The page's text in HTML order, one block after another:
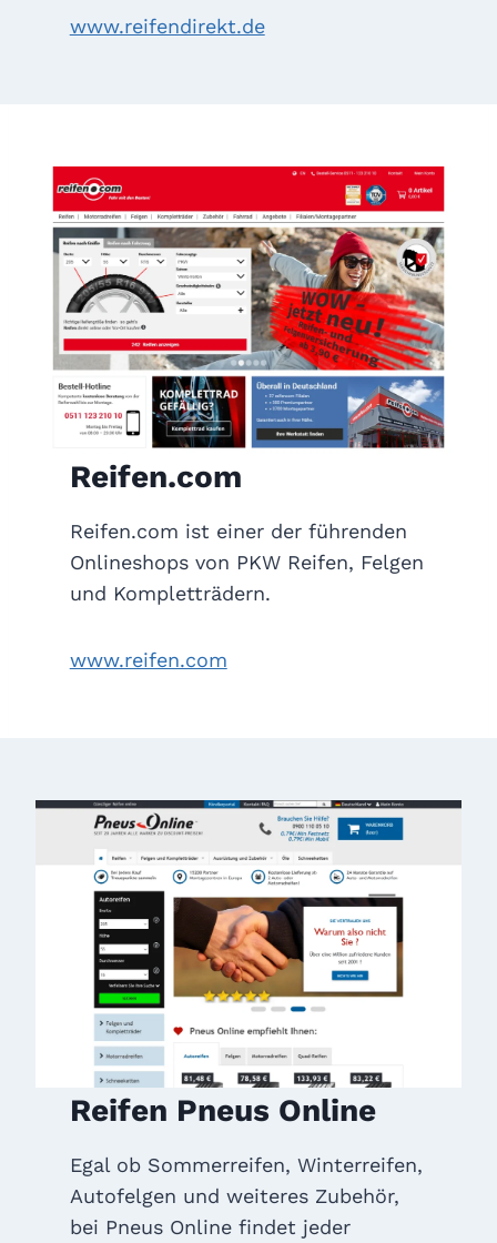
www.reifendirekt.de
Reifen.com
Reifen.com ist einer der führenden
Onlineshops von PKW Reifen, Felgen
und Kompletträdern.
www.reifen.com
Reifen Pneus Online
Egal ob Sommerreifen, Winterreifen,
Autofelgen und weiteres Zubehör,
bei Pneus Online findet jeder